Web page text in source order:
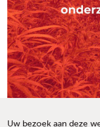
Uw bezoek aan deze